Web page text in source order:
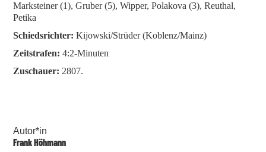
Marksteiner (1), Gruber (5), Wipper, Polakova (3), Reuthal,
Petika
Schiedsrichter: Kijowski/Strüder (Koblenz/Mainz)
Zeitstrafen: 4:2-Minuten
Zuschauer: 2807.
Autor*in
Frank Höhmann